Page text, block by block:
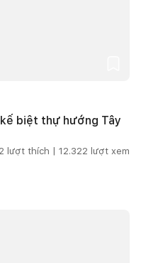
biệt thự hướng Tây
2 lượt thích | 12.322 lượt xem